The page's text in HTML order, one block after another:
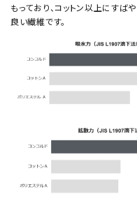
もっており、コットン以上にす
良い繊維です。